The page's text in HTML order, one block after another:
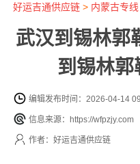
好运吉通供应链> 内蒙古专线
武汉到锡林郭
到锡林郭
编辑发布时间：2026-04-14
信息来源：https://wfpzjy.com
作者：好运吉通供应链